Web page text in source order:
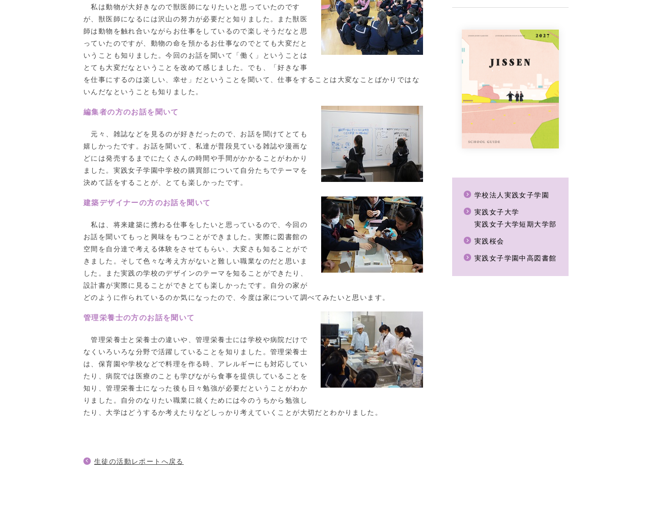
私は動物が大好きなので獣医師になりたいと思っていたのです
が、獣医師になるには沢山の努力が必要だと知りました。また獣医
師は動物を触れ合いながらお仕事をしているので楽しそうだなと思
っていたのですが、動物の命を預かるお仕事なのでとても大変だと
いうことも知りました。今回のお話を聞いて「働く」ということは
とても大変だなということを改めて感じました。でも、「好きな事
を仕事にするのは楽しい、幸せ」だということを聞いて、仕事をすることは大変なことばかりではな
いんだなということも知りました。
編集者の方のお話を聞いて
元々、雑誌などを見るのが好きだったので、お話を聞けてとても
嬉しかったです。お話を聞いて、私達が普段見ている雑誌や漫画な
どには発売するまでにたくさんの時間や手間がかかることがわかり
ました。実践女子学園中学校の購買部について自分たちでテーマを
決めて話をすることが、とても楽しかったです。
建築デザイナーの方のお話を聞いて
私は、将来建築に携わる仕事をしたいと思っているので、今回の
お話を聞いてもっと興味をもつことができました。実際に図書館の
空間を自分達で考える体験をさせてもらい、大変さも知ることがで
きました。そして色々な考え方がないと難しい職業なのだと思いま
した。また実践の学校のデザインのテーマを知ることができたり、
設計書が実際に見ることができとても楽しかったです。自分の家が
どのように作られているのか気になったので、今度は家について調べてみたいと思います。
管理栄養士の方のお話を聞いて
管理栄養士と栄養士の違いや、管理栄養士には学校や病院だけで
なくいろいろな分野で活躍していることを知りました。管理栄養士
は、保育園や学校などで料理を作る時、アレルギーにも対応してい
たり、病院では医療のことも学びながら食事を提供していることを
知り、管理栄養士になった後も日々勉強が必要だということがわか
りました。自分のなりたい職業に就くためには今のうちから勉強し
たり、大学はどうするか考えたりなどしっかり考えていくことが大切だとわかりました。
生徒の活動レポートへ戻る
学校法人実践女子学園
実践女子大学
実践女子大学短期大学部
実践桜会
実践女子学園中高図書館